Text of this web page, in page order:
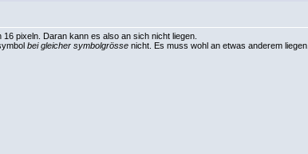
16 pixeln. Daran kann es also an sich nicht liegen.
bei gleicher symbolgrösse nicht. Es muss wohl an etwas anderem liegen.